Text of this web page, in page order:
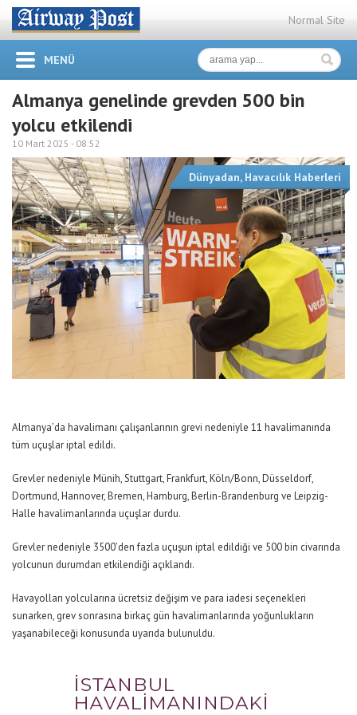
Normal Site
MENÜ
Almanya genelinde grevden 500 bin
yolcu etkilendi
10 Mart 2025 - 08:52
Dünyadan, Havacılık Haberleri
Almanya’da havalimanı çalışanlarının grevi nedeniyle 11 havalimanında
tüm uçuşlar iptal edildi.
Grevler nedeniyle Münih, Stuttgart, Frankfurt, Köln/Bonn, Düsseldorf,
Dortmund, Hannover, Bremen, Hamburg, Berlin-Brandenburg ve Leipzig-
Halle havalimanlarında uçuşlar durdu.
Grevler nedeniyle 3500’den fazla uçuşun iptal edildiği ve 500 bin civarında
yolcunun durumdan etkilendiği açıklandı.
Havayolları yolcularına ücretsiz değişim ve para iadesi seçenekleri
sunarken, grev sonrasına birkaç gün havalimanlarında yoğunlukların
yaşanabileceği konusunda uyarıda bulunuldu.